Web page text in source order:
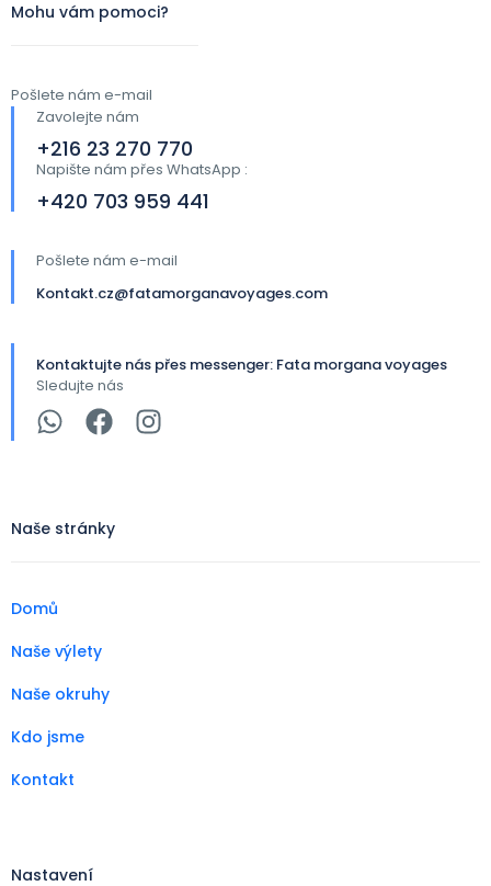
Mohu vám pomoci?
Pošlete nám e-mail
Zavolejte nám
+216 23 270 770
Napište nám přes WhatsApp :
+420 703 959 441​
Pošlete nám e-mail
Kontakt.cz@fatamorganavoyages.com
Kontaktujte nás přes messenger: Fata morgana voyages
Sledujte nás
Naše stránky
Domů
Naše výlety
Naše okruhy
Kdo jsme
Kontakt
Nastavení